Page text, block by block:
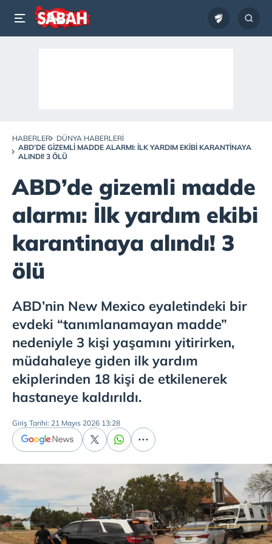
HABERLER
DÜNYA HABERLERI
ABD’DE GIZEMLI MADDE ALARMI: İLK YARDIM EKIBI KARANTINAYA
ALINDI! 3 ÖLÜ
ABD’de gizemli madde
alarmı: İlk yardım ekibi
karantinaya alındı! 3
ölü
ABD’nin New Mexico eyaletindeki bir
evdeki “tanımlanamayan madde”
nedeniyle 3 kişi yaşamını yitirirken,
müdahaleye giden ilk yardım
ekiplerinden 18 kişi de etkilenerek
hastaneye kaldırıldı.
Giriş Tarihi: 21 Mayıs 2026 13:28